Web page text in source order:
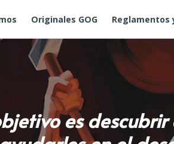
Originales GOG Reglamentos
es descubrir